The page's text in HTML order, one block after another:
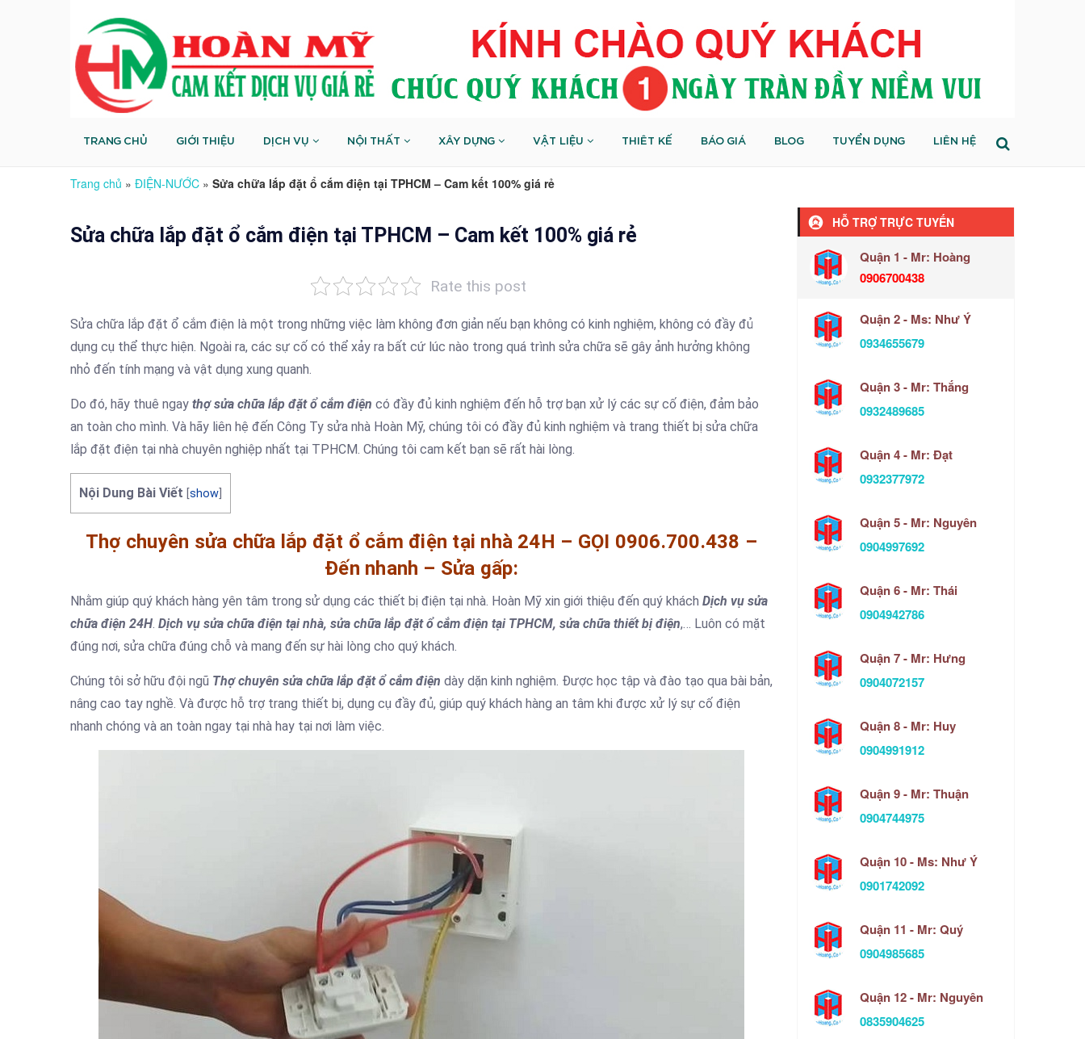
TRANG CHỦ GIỚI THIỆU DỊCH VỤ NỘI THẤT XÂY DỰNG VẬT LIỆU THIÊT KẾ BÁO GIÁ BLOG TUYỂN DỤNG LIÊN HỆ
Trang chủ » ĐIỆN-NƯỚC » Sửa chữa lắp đặt ổ cắm điện tại TPHCM – Cam kết 100% giá rẻ
Sửa chữa lắp đặt ổ cắm điện tại TPHCM – Cam kết 100% giá rẻ
Rate this post
Sửa chữa lắp đặt ổ cắm điện là một trong những việc làm không đơn giản nếu bạn không có kinh nghiệm, không có đầy đủ
dụng cụ thể thực hiện. Ngoài ra, các sự cố có thể xảy ra bất cứ lúc nào trong quá trình sửa chữa sẽ gây ảnh hưởng không
nhỏ đến tính mạng và vật dụng xung quanh.
Do đó, hãy thuê ngay thợ sửa chữa lắp đặt ổ cắm điện có đầy đủ kinh nghiệm đến hỗ trợ bạn xử lý các sự cố điện, đảm bảo
an toàn cho mình. Và hãy liên hệ đến Công Ty sửa nhà Hoàn Mỹ, chúng tôi có đầy đủ kinh nghiệm và trang thiết bị sửa chữa
lắp đặt điện tại nhà chuyên nghiệp nhất tại TPHCM. Chúng tôi cam kết bạn sẽ rất hài lòng.
Nội Dung Bài Viết show
Thợ chuyên sửa chữa lắp đặt ổ cắm điện tại nhà 24H – GỌI 0906.700.438 –
Đến nhanh – Sửa gấp:
Nhằm giúp quý khách hàng yên tâm trong sử dụng các thiết bị điện tại nhà. Hoàn Mỹ xin giới thiệu đến quý khách Dịch vụ sửa
chữa điện 24H. Dịch vụ sửa chữa điện tại nhà, sửa chữa lắp đặt ổ cắm điện tại TPHCM, sửa chữa thiết bị điện,… Luôn có mặt
đúng nơi, sửa chữa đúng chỗ và mang đến sự hài lòng cho quý khách.
Chúng tôi sở hữu đội ngũ Thợ chuyên sửa chữa lắp đặt ổ cắm điện dày dặn kinh nghiệm. Được học tập và đào tạo qua bài bản,
nâng cao tay nghề. Và được hỗ trợ trang thiết bị, dụng cụ đầy đủ, giúp quý khách hàng an tâm khi được xử lý sự cố điện
nhanh chóng và an toàn ngay tại nhà hay tại nơi làm việc.
HỖ TRỢ TRỰC TUYẾN
Quận 1 - Mr: Hoàng
0906700438
Quận 2 - Ms: Như Ý
0934655679
Quận 3 - Mr: Thắng
0932489685
Quận 4 - Mr: Đạt
0932377972
Quận 5 - Mr: Nguyên
0904997692
Quận 6 - Mr: Thái
0904942786
Quận 7 - Mr: Hưng
0904072157
Quận 8 - Mr: Huy
0904991912
Quận 9 - Mr: Thuận
0904744975
Quận 10 - Ms: Như Ý
0901742092
Quận 11 - Mr: Quý
0904985685
Quận 12 - Mr: Nguyên
0835904625